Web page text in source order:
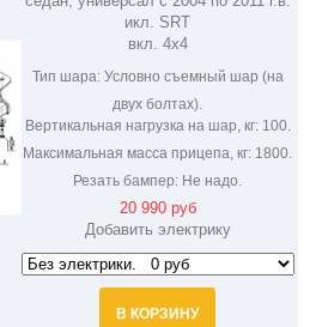
икл. SRT
вкл. 4х4
Тип шара:Условно съемный шар (на
двух болтах).
Вертикальная нагрузка на шар, кг:100.
Максимальная масса прицепа, кг: 1800.
Резать бампер: Не надо.
20 990 руб
Добавить электрику
В КОРЗИНУ